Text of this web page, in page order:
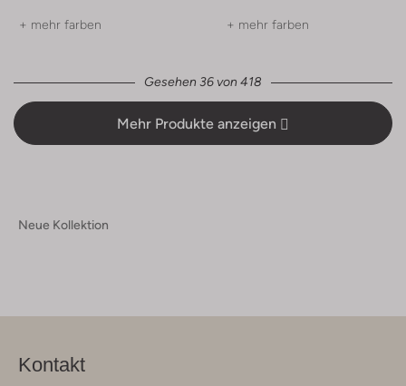
+ mehr farben + mehr farben
Gesehen 36 von 418
Mehr Produkte anzeigen
Neue Kollektion
Kontakt